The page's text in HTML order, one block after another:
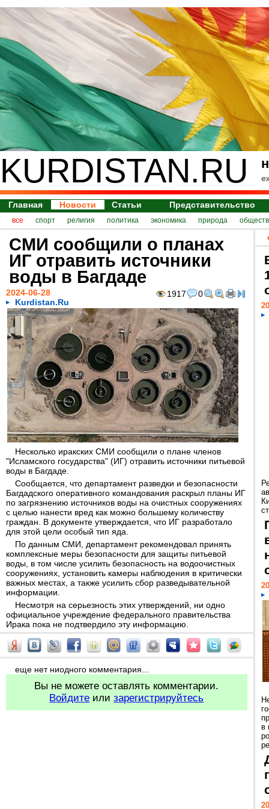
KURDISTAN.RU
Главная Новости Статьи Представительство
все спорт религия политика экономика природа
СМИ сообщили о планах
ИГ отравить источники
воды в Багдаде
1917 0
2024-06-28
Kurdistan.Ru
Несколько иракских СМИ сообщили о плане членов
"Исламского государства" (ИГ) отравить источники питьевой
воды в Багдаде.
Сообщается, что департамент разведки и безопасности
Багдадского оперативного командования раскрыл планы ИГ
по загрязнению источников воды на очистных сооружениях
с целью нанести вред как можно большему количеству
граждан. В документе утверждается, что ИГ разработало
для этой цели особый тип яда.
По данным СМИ, департамент рекомендовал принять
комплексные меры безопасности для защиты питьевой
воды, в том числе усилить безопасность на водоочистных
сооружениях, установить камеры наблюдения в критически
важных местах, а также усилить сбор разведывательной
информации.
Несмотря на серьезность этих утверждений, ни одно
официальное учреждение федерального правительства
Ирака пока не подтвердило эту информацию.
еще нет ниодного комментария...
Вы не можете оставлять комментарии.
Войдите илизарегистрируйтесь
в